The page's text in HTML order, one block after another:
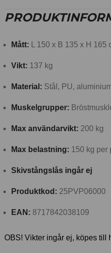
Mått: L 150 x B 135 x H 165
Vikt: 137 kg
Material: Stål, PU,
Muskelgrupper:
Max användarvikt: 200 kg
Max belastning: 150 kg per
Skivstångslås ingår ej
Produktkod: 25PVP06000
EAN: 8717842038109
OBS! Vikter ingår ej, köpes till